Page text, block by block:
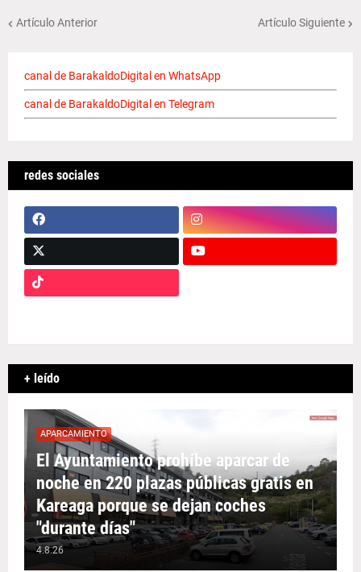
Artículo Anterior Artículo Siguiente
canal de BarakaldoDigital en WhatsApp
canal de BarakaldoDigital en Telegram
redes sociales
+ leído
APARCAMIENTO
El Ayuntamiento prohíbe aparcar de
noche en 220 plazas públicas gratis en
Kareaga porque se dejan coches
"durante días"
4.8.26